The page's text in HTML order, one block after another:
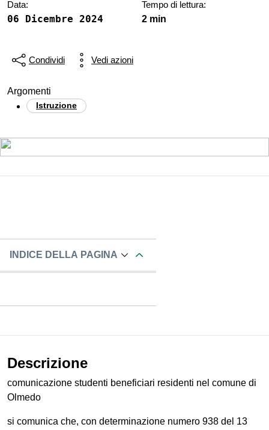
Data:
06 Dicembre 2024
Tempo di lettura:
2 min
Condividi Vedi azioni
Argomenti
Istruzione
INDICE DELLA PAGINA
Descrizione
comunicazione studenti beneficiari residenti nel comune di
Olmedo
si comunica che, con determinazione numero 938 del 13